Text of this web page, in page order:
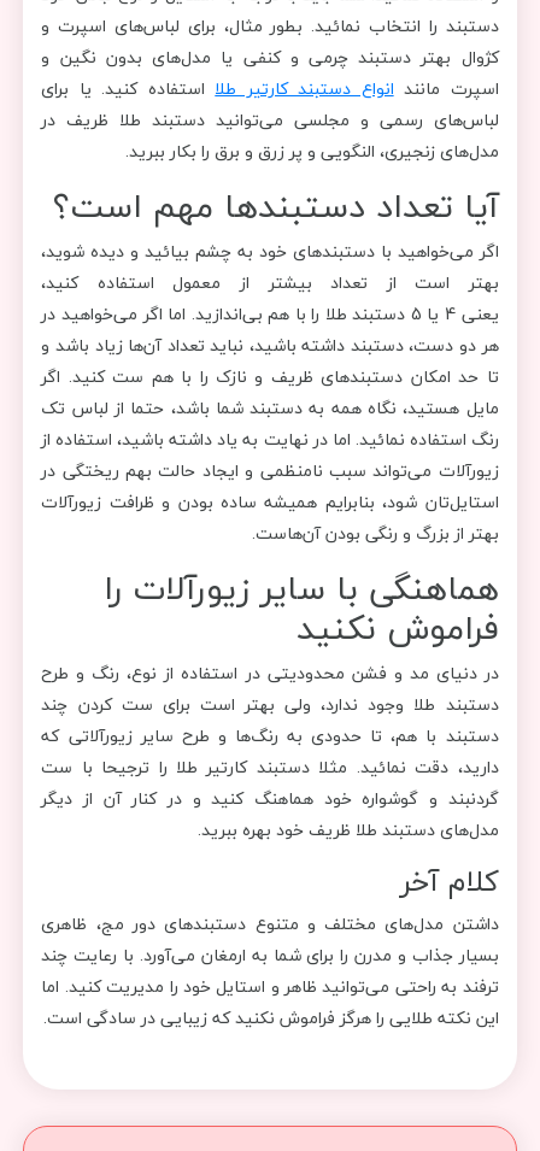
دستبند را انتخاب نمائید. بطور مثال، برای لباس‌های اسپرت و
کژوال بهتر دستبند چرمی و کنفی یا مدل‌های بدون نگین و
اسپرت مانندانواع دستبند کارتیر طلااستفاده کنید. یا برای
لباس‌های رسمی و مجلسی می‌توانید دستبند طلا ظریف در
مدل‌های زنجیری، النگویی و پر زرق و برق را بکار ببرید.
آیا تعداد دستبندها مهم است؟
اگر می‌خواهید با دستبندهای خود به چشم بیائید و دیده شوید،
بهتر است از تعداد بیشتر از معمول استفاده کنید،
یعنی 4 یا 5 دستبند طلا را با هم بی‌اندازید. اما اگر می‌خواهید در
هر دو دست، دستبند داشته باشید، نباید تعداد آن‌ها زیاد باشد و
تا حد امکان دستبند‌های ظریف و نازک را با هم ست کنید. اگر
مایل هستید، نگاه همه به دستبند شما باشد، حتما از لباس تک
رنگ استفاده نمائید. اما در نهایت به یاد داشته باشید، استفاده از
زیورآلات می‌تواند سبب نامنظمی و ایجاد حالت بهم ریختگی در
استایل‌تان شود، بنابرایم همیشه ساده بودن و ظرافت زیورآلات
بهتر از بزرگ و رنگی بودن آن‌هاست.
هماهنگی با سایر زیورآلات را
فراموش نکنید
در دنیای مد و فشن محدودیتی در استفاده از نوع، رنگ و طرح
دستبند طلا وجود ندارد، ولی بهتر است برای ست کردن چند
دستبند با هم، تا حدودی به رنگ‌ها و طرح سایر زیورآلاتی که
دارید، دقت نمائید. مثلا دستبند کارتیر طلا را ترجیحا با ست
گردنبند و گوشواره خود هماهنگ کنید و در کنار آن از دیگر
مدل‌های دستبند طلا ظریف خود بهره ببرید.
کلام آخر
داشتن مدل‌های مختلف و متنوع دستبندهای دور مج، ظاهری
بسیار جذاب و مدرن را برای شما به ارمغان می‌آورد. با رعایت چند
ترفند به راحتی می‌توانید ظاهر و استایل خود را مدیریت کنید. اما
این نکته طلایی را هرگز فراموش نکنید که زیبایی در سادگی است.